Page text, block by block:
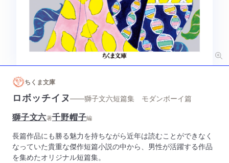
ちくま文庫
ロボッチイヌ——獅子文六短篇集 モダンボーイ篇
獅子文六著千野帽子編
長篇作品にも勝る魅力を持ちながら近年は読むことができなく
なっていた貴重な傑作短篇小説の中から、男性が活躍する作品
を集めたオリジナル短篇集。